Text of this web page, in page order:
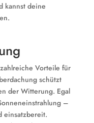
kannst deine
Vorteile für
schützt
der Witterung. Egal
–
einsatzbereit.